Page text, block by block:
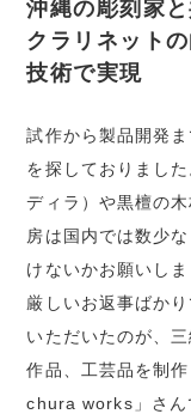
沖縄の彫刻家
クラリネット
技術で実現
試作から製品開発
を探しておりまし
ディラ）や黒檀の
房は国内では数少
けないかお願いし
厳しいお返事ばか
いただいたのが、
作品、工芸品を制
chura works」さん